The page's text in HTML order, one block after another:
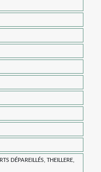
DÉPAREILLÉS, THEILLERE,